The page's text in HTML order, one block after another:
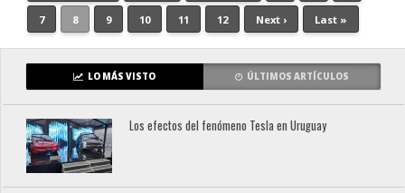
7 8 9 10 11 12 Next › Last »
LO MÁS VISTO ÚLTIMOS ARTÍCULOS
Los efectos del fenómeno Tesla en Uruguay